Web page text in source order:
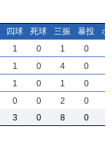
四球 死球 三振 暴投
ボ
1 0 1 0
1 0 4 0
1 0 1 0
0 0 2 0
3 0 8 0
四球 死球 三振 暴投
ボ
1 0 1 0
1 0 4 0
1 0 1 0
0 0 2 0
3 0 8 0
四球 死球 三振 暴投
ボ
1 0 1 0
1 0 4 0
1 0 1 0
0 0 2 0
3 0 8 0
四球 死球 三振 暴投
ボ
1 0 1 0
1 0 4 0
1 0 1 0
0 0 2 0
3 0 8 0